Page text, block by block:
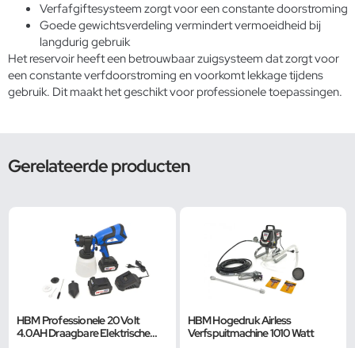
Verfafgiftesysteem zorgt voor een constante doorstroming
Goede gewichtsverdeling vermindert vermoeidheid bij
langdurig gebruik
Het reservoir heeft een betrouwbaar zuigsysteem dat zorgt voor
een constante verfdoorstroming en voorkomt lekkage tijdens
gebruik. Dit maakt het geschikt voor professionele toepassingen.
Gerelateerde producten
HBM Professionele 20 Volt
4.0AH Draagbare Elektrische
HBM Hogedruk Airless
Verfspuitmachine 1010 Watt